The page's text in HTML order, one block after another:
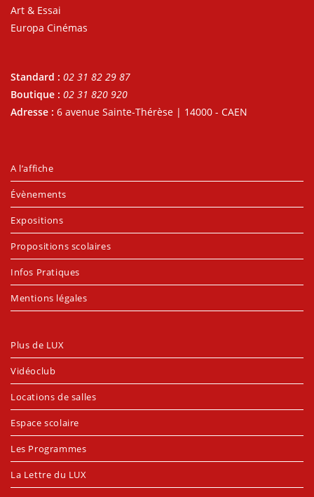
Art & Essai
Europa Cinémas
Standard : 02 31 82 29 87
Boutique : 02 31 820 920
Adresse : 6 avenue Sainte-Thérèse | 14000 - CAEN
A l’affiche
Évènements
Expositions
Propositions scolaires
Infos Pratiques
Mentions légales
Plus de LUX
Vidéoclub
Locations de salles
Espace scolaire
Les Programmes
La Lettre du LUX